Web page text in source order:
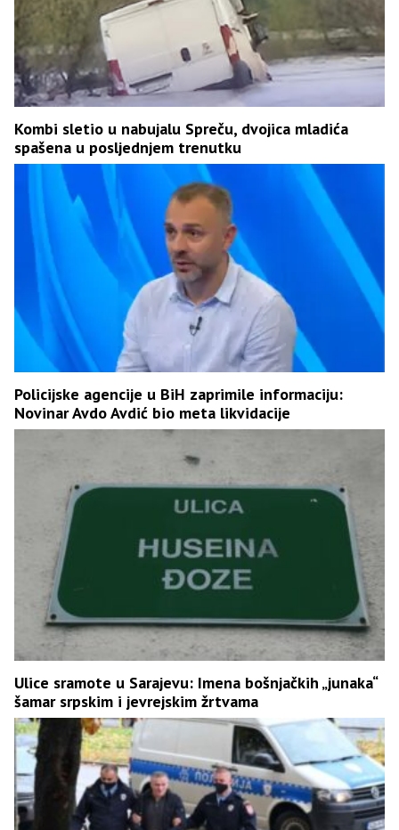
Kombi sletio u nabujalu Spreču, dvojica mladića
spašena u posljednjem trenutku
Policijske agencije u BiH zaprimile informaciju:
Novinar Avdo Avdić bio meta likvidacije
Ulice sramote u Sarajevu: Imena bošnjačkih „junaka“
šamar srpskim i jevrejskim žrtvama